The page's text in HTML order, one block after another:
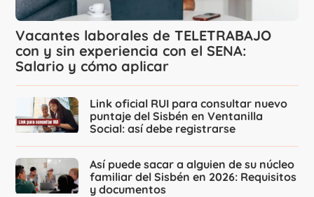
Vacantes laborales de TELETRABAJO
con y sin experiencia con el SENA:
Salario y cómo aplicar
Link oficial RUI para consultar nuevo
puntaje del Sisbén en Ventanilla
Social: así debe registrarse
Así puede sacar a alguien de su núcleo
familiar del Sisbén en 2026: Requisitos
y documentos